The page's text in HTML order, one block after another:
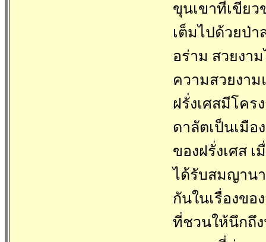
ขุนเขาที่เขียว
เต็มไปด้วยป่า
อร่าม สวยงา
ความสวยงาม
ฝรั่งเศสมีโคร
ดาลัตเป็นเมื
ของฝรั่งเศส
ได้รับสมญาน
กันในเรื่องขอ
ที่ชวนให้นึกถึง